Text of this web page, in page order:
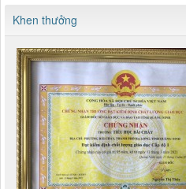
Khen thưởng